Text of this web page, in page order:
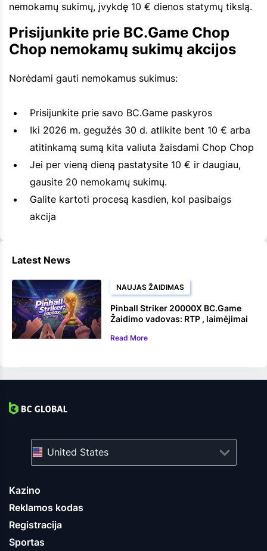
nemokamų sukimų, įvykdę 10 € dienos statymų tikslą.
Prisijunkite prie BC.Game Chop
Chop nemokamų sukimų akcijos
Norėdami gauti nemokamus sukimus:
Prisijunkite prie savo BC.Game paskyros
Iki 2026 m. gegužės 30 d. atlikite bent 10 € arba
atitinkamą sumą kita valiuta žaisdami Chop Chop
Jei per vieną dieną pastatysite 10 € ir daugiau,
gausite 20 nemokamų sukimų.
Galite kartoti procesą kasdien, kol pasibaigs
akcija
Latest News
NAUJAS ŽAIDIMAS
Pinball Striker 20000X BC.Game
Žaidimo vadovas: RTP , laimėjimai
Read More
Kazino
Reklamos kodas
Registracija
Sportas
United States